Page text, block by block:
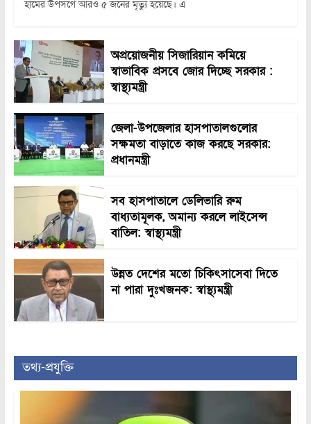
হামের উপসর্গে আরও ৫ জনের মৃত্যু হয়েছে। এ
অপ্রয়োজনীয় সিজারিয়ান কমিয়ে
স্বাভাবিক প্রসবে জোর দিচ্ছে সরকার :
স্বাস্থ্যমন্ত্রী
জেলা-উপজেলার হাসপাতালগুলোর
সক্ষমতা বাড়াতে কাজ করছে সরকার:
প্রধানমন্ত্রী
সব হাসপাতালে ডেলিভারি রুম
বাধ্যতামূলক, অমান্য করলে লাইসেন্স
বাতিল: স্বাস্থ্যমন্ত্রী
উন্নত দেশের মতো চিকিৎসাসেবা দিতে
না পারা দুঃখজনক: স্বাস্থ্যমন্ত্রী
তথ্য-প্রযুক্তি